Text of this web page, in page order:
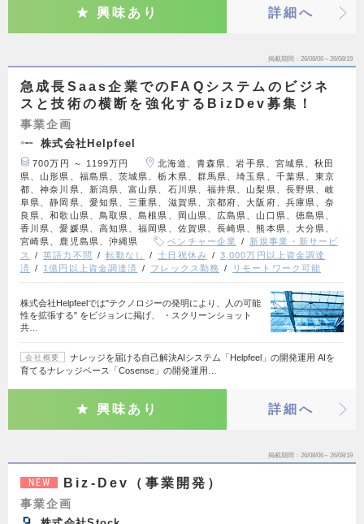
興味あり 詳細へ
掲載期間 26/08/06～26/08/19
急成長Saas企業でのFAQシステムのビジネ
スと技術の横断を強化するBizDev募集！
事業企画
株式会社Helpfeel
700万円 ～ 1199万円
北海道、青森県、岩手県、宮城県、秋田
県、山形県、福島県、茨城県、栃木県、群馬県、埼玉県、千葉県、東京
都、神奈川県、新潟県、富山県、石川県、福井県、山梨県、長野県、岐
阜県、静岡県、愛知県、三重県、滋賀県、京都府、大阪府、兵庫県、奈
良県、和歌山県、鳥取県、島根県、岡山県、広島県、山口県、徳島県、
香川県、愛媛県、高知県、福岡県、佐賀県、長崎県、熊本県、大分県、
宮崎県、鹿児島県、沖縄県
ベンチャー企業
新規事業・新サービ
ス
英語力不問 転勤なし 土日祝休み
3,000万円以上資金調達
済
1億円以上資金調達済 フレックス勤務 リモートワーク可能
株式会社Helpfeelでは"テクノロジーの発明により、人の可能
性を拡張する" をビジョンに掲げ、 ・スクリーンショット
共…
会社概要
ナレッジを届ける自己解決AIシステム「Helpfeel」の開発運用 AIを
育てるナレッジベース「Cosense」の開発運用…
興味あり 詳細へ
掲載期間 26/08/06～26/08/19
NEW Biz-Dev（事業開発）
事業企画